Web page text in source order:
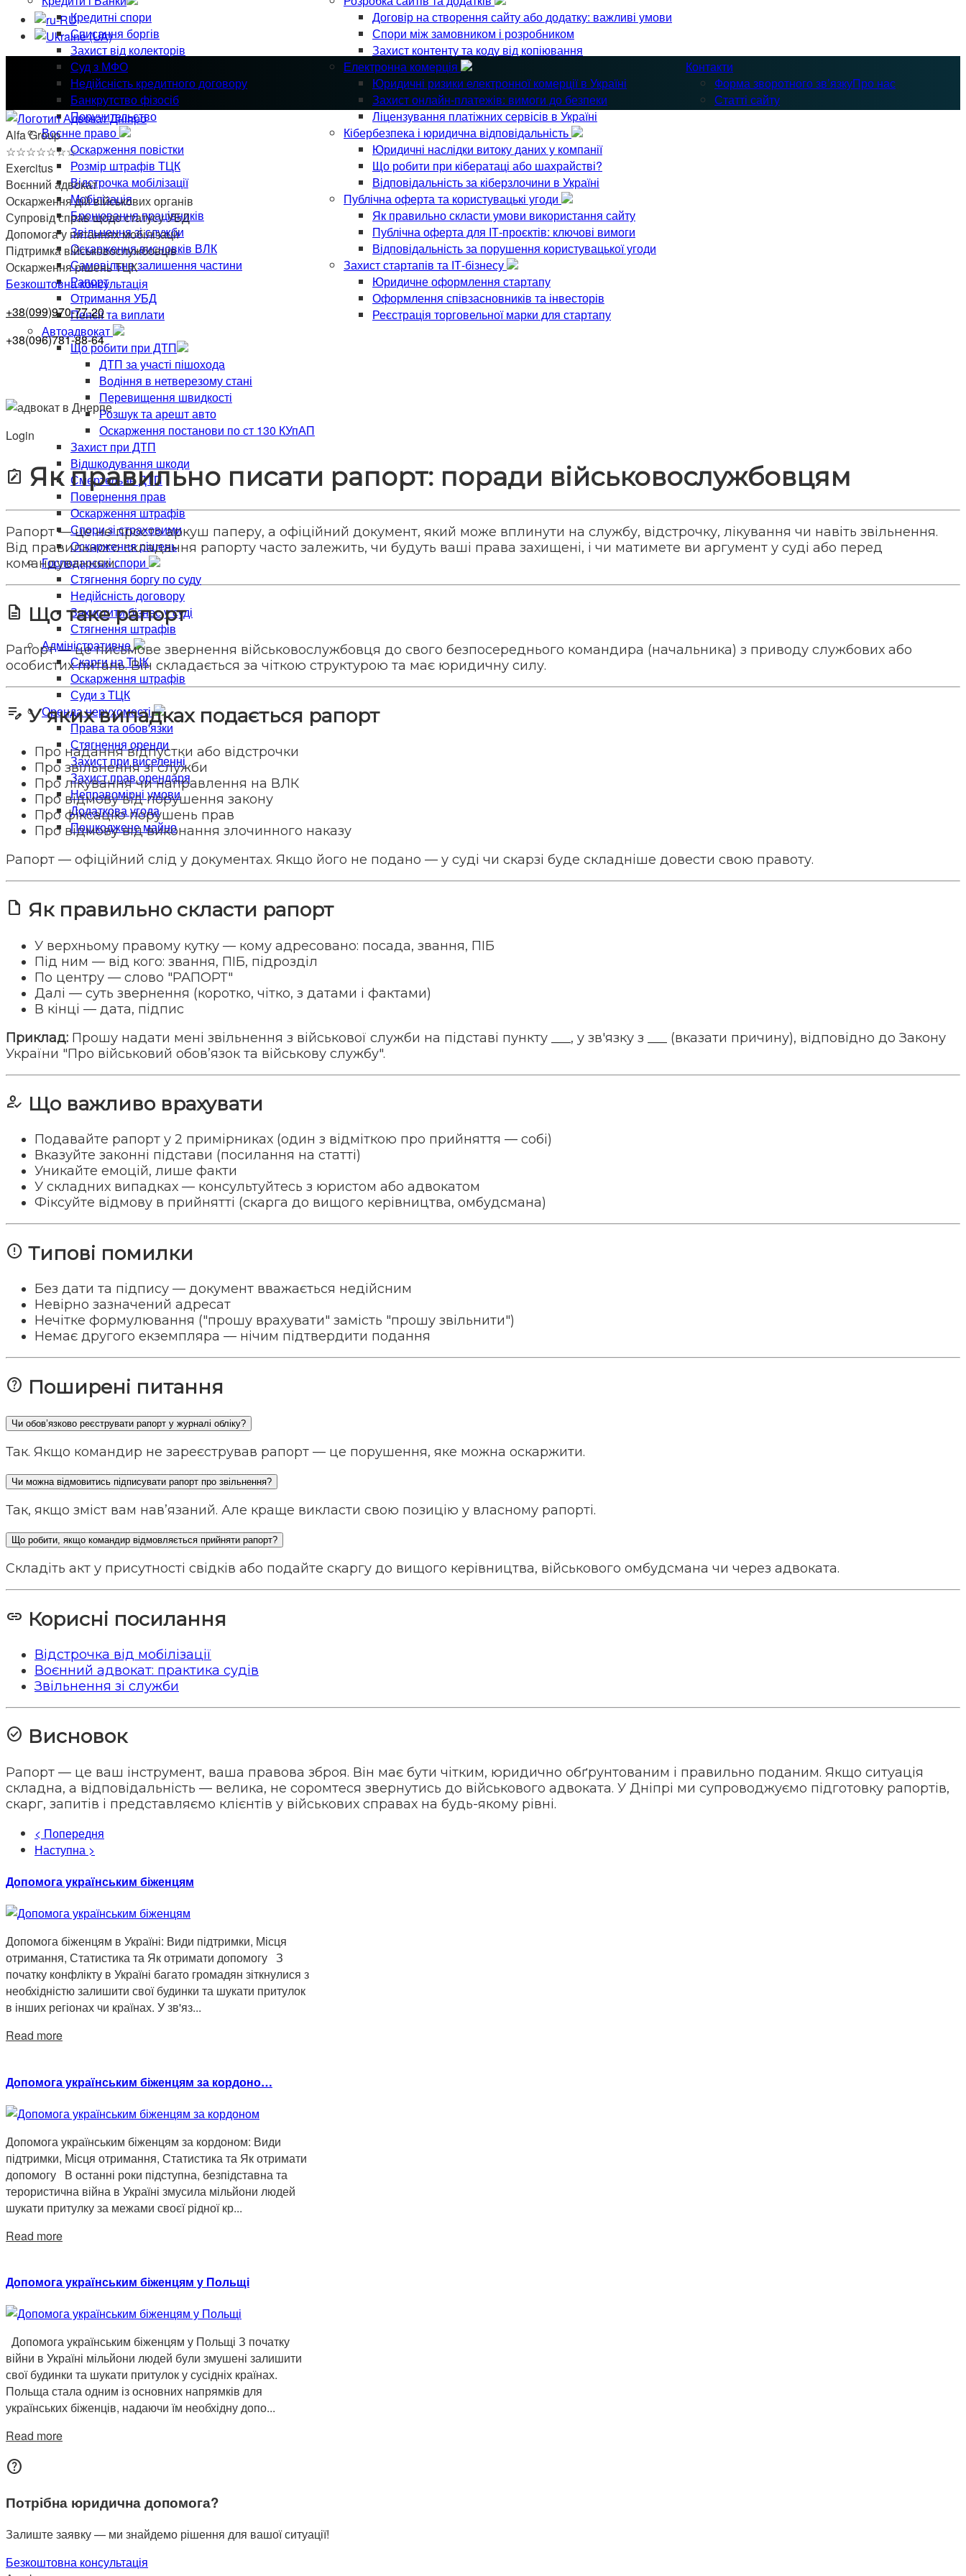
Кредитні спори
Списання боргів
Захист від колекторів
Суд з МФО
Недійсність кредитного договору
Банкрутство фізосіб
Поручительство
Воєнне право
Оскарження повістки
Розмір штрафів ТЦК
Відстрочка мобілізації
Мобілізація
Бронювання працівників
Звільнення зі служби
Оскарження висновків ВЛК
Самовільне залишення частини
Рапорт
Отримання УБД
Пенсії та виплати
Автоадвокат
Що робити при ДТП
ДТП за участі пішохода
Водіння в нетверезому стані
Перевищення швидкості
Розшук та арешт авто
Оскарження постанови по ст 130 КУпАП
Захист при ДТП
Відшкодування шкоди
Смертельне ДТП
Повернення прав
Оскарження штрафів
Спори зі страховими
Оскарження рішень
Господарські спори
Стягнення боргу по суду
Недійсність договору
Захистити бізнес у суді
Стягнення штрафів
Адміністративне
Скарги на ТЦК
Оскарження штрафів
Суди з ТЦК
Оренда нерухомості
Права та обов'язки
Стягнення оренди
Захист при виселенні
Захист прав орендаря
Неправомірні умови
Додаткова угода
Пошкоджене майно
Договір на створення сайту або додатку: важливі умови
Спори між замовником і розробником
Захист контенту та коду від копіювання
Електронна комерція
Юридичні ризики електронної комерції в Україні
Захист онлайн-платежів: вимоги до безпеки
Ліцензування платіжних сервісів в Україні
Кібербезпека і юридична відповідальність
Юридичні наслідки витоку даних у компанії
Що робити при кібератаці або шахрайстві?
Відповідальність за кіберзлочини в Україні
Публічна оферта та користувацькі угоди
Як правильно скласти умови використання сайту
Публічна оферта для ІТ-проєктів: ключові вимоги
Відповідальність за порушення користувацької угоди
Захист стартапів та ІТ-бізнесу
Юридичне оформлення стартапу
Оформлення співзасновників та інвесторів
Реєстрація торговельної марки для стартапу
Контакти
Форма зворотного зв’язку
Статті сайту
Про нас
Alfa Group
☆☆☆☆☆☆☆
Exercitus
Воєнний адвокат
Оскарження дій військових органів
Супровід справ щодо статусу УБД
Допомога у питаннях мобілізації
Підтримка військовослужбовців
Оскарження рішень ТЦК
Безкоштовна консультація
+38(099)970-77-20
+38(096)781-88-64
Login
note_alt Як правильно писати рапорт: поради військовослужбовцям
Рапорт — це не просто аркуш паперу, а офіційний документ, який може вплинути на службу, відстрочку, лікування чи навіть звільнення.
Від правильного складання рапорту часто залежить, чи будуть ваші права захищені, і чи матимете ви аргумент у суді або перед
командуванням.
description Що таке рапорт
Рапорт — це письмове звернення військовослужбовця до свого безпосереднього командира (начальника) з приводу службових або
особистих питань. Він складається за чіткою структурою та має юридичну силу.
edit_note У яких випадках подається рапорт
Про надання відпустки або відстрочки
Про звільнення зі служби
Про лікування чи направлення на ВЛК
Про відмову від порушення закону
Про фіксацію порушень прав
Про відмову від виконання злочинного наказу
Рапорт — офіційний слід у документах. Якщо його не подано — у суді чи скарзі буде складніше довести свою правоту.
note Як правильно скласти рапорт
У верхньому правому кутку — кому адресовано: посада, звання, ПІБ
Під ним — від кого: звання, ПІБ, підрозділ
По центру — слово "РАПОРТ"
Далі — суть звернення (коротко, чітко, з датами і фактами)
В кінці — дата, підпис
Приклад: Прошу надати мені звільнення з військової служби на підставі пункту ___, у зв'язку з ___ (вказати причину), відповідно до Закону
України "Про військовий обов’язок та військову службу".
how_to_reg Що важливо врахувати
Подавайте рапорт у 2 примірниках (один з відміткою про прийняття — собі)
Вказуйте законні підстави (посилання на статті)
Уникайте емоцій, лише факти
У складних випадках — консультуйтесь з юристом або адвокатом
Фіксуйте відмову в прийнятті (скарга до вищого керівництва, омбудсмана)
error Типові помилки
Без дати та підпису — документ вважається недійсним
Невірно зазначений адресат
Нечітке формулювання ("прошу врахувати" замість "прошу звільнити")
Немає другого екземпляра — нічим підтвердити подання
help Поширені питання
Чи обов’язково реєструвати рапорт у журналі обліку?
Так. Якщо командир не зареєстрував рапорт — це порушення, яке можна оскаржити.
Чи можна відмовитись підписувати рапорт про звільнення?
Так, якщо зміст вам нав’язаний. Але краще викласти свою позицію у власному рапорті.
Що робити, якщо командир відмовляється прийняти рапорт?
Складіть акт у присутності свідків або подайте скаргу до вищого керівництва, військового омбудсмана чи через адвоката.
link Корисні посилання
Відстрочка від мобілізації
Воєнний адвокат: практика судів
Звільнення зі служби
check_circle Висновок
Рапорт — це ваш інструмент, ваша правова зброя. Він має бути чітким, юридично обґрунтованим і правильно поданим. Якщо ситуація
складна, а відповідальність — велика, не соромтеся звернутись до військового адвоката. У Дніпрі ми супроводжуємо підготовку рапортів,
скарг, запитів і представляємо клієнтів у військових справах на будь-якому рівні.
< Попередня
Наступна >
Допомога українським біженцям
Допомога біженцям в Україні: Види підтримки, Місця
отримання, Статистика та Як отримати допомогу З
початку конфлікту в Україні багато громадян зіткнулися з
необхідністю залишити свої будинки та шукати притулок
в інших регіонах чи країнах. У зв'яз...
Read more
Допомога українським біженцям за кордоно…
Допомога українським біженцям за кордоном: Види
підтримки, Місця отримання, Статистика та Як отримати
допомогу В останні роки підступна, безпідставна та
терористична війна в Україні змусила мільйони людей
шукати притулку за межами своєї рідної кр...
Read more
Допомога українським біженцям у Польщі
Допомога українським біженцям у Польщі З початку
війни в Україні мільйони людей були змушені залишити
свої будинки та шукати притулок у сусідніх країнах.
Польща стала одним із основних напрямків для
українських біженців, надаючи їм необхідну допо...
Read more
help
Потрібна юридична допомога?
Залиште заявку — ми знайдемо рішення для вашої ситуації!
Безкоштовна консультація